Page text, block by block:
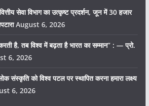
सेवा विभाग का उत्कृष्ट प्रदर्शन, जून में 30 हजार
August 6, 2026
है, तब विश्व में बढ़ता है भारत का सम्मान” : — प्रो.
6, 2026
संस्कृति को विश्व पटल पर स्थापित करना हमारा लक्ष्य
6, 2026